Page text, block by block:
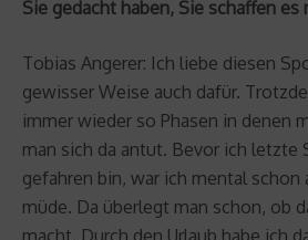
Sie gedacht haben, Sie schaffen es
Tobias Angerer: Ich liebe diesen
gewisser Weise auch dafür.
immer wieder so Phasen in denen
man sich da antut. Bevor ich letzte
gefahren bin, war ich mental schon
müde. Da überlegt man schon, ob
macht. Durch den Urlaub habe ich